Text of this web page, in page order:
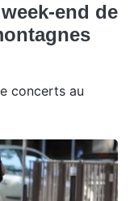
end de
concerts au